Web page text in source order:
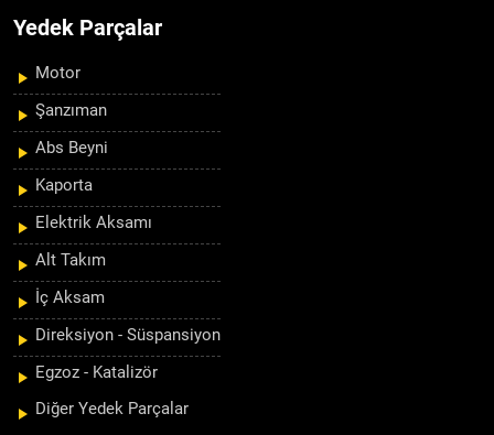
Yedek Parçalar
Motor
Şanzıman
Abs Beyni
Kaporta
Elektrik Aksamı
Alt Takım
İç Aksam
Direksiyon - Süspansiyon
Egzoz - Katalizör
Diğer Yedek Parçalar